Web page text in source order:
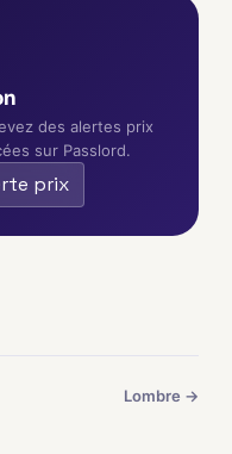
des alertes prix
sur Passlord.
prix
Lombre →